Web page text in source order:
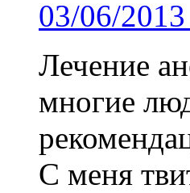
03/06/
Лечение
многие
С меня